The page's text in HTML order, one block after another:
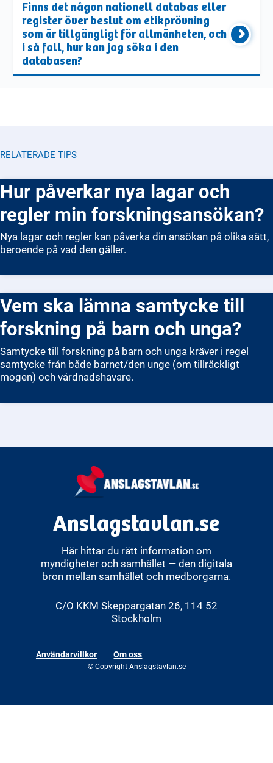
Finns det någon nationell databas eller
register över beslut om etikprövning
som är tillgängligt för allmänheten, och
i så fall, hur kan jag söka i den
databasen?
RELATERADE TIPS
Hur påverkar nya lagar och
regler min forskningsansökan?
Nya lagar och regler kan påverka din ansökan på olika sätt,
beroende på vad den gäller.
Vem ska lämna samtycke till
forskning på barn och unga?
Samtycke till forskning på barn och unga kräver i regel
samtycke från både barnet/den unge (om tillräckligt
mogen) och vårdnadshavare.
Anslagstavlan.se
Här hittar du rätt information om
myndigheter och samhället — den digitala
bron mellan samhället och medborgarna.
C/O KKM Skeppargatan 26, 114 52
Stockholm
Användarvillkor Om oss
© Copyright Anslagstavlan.se